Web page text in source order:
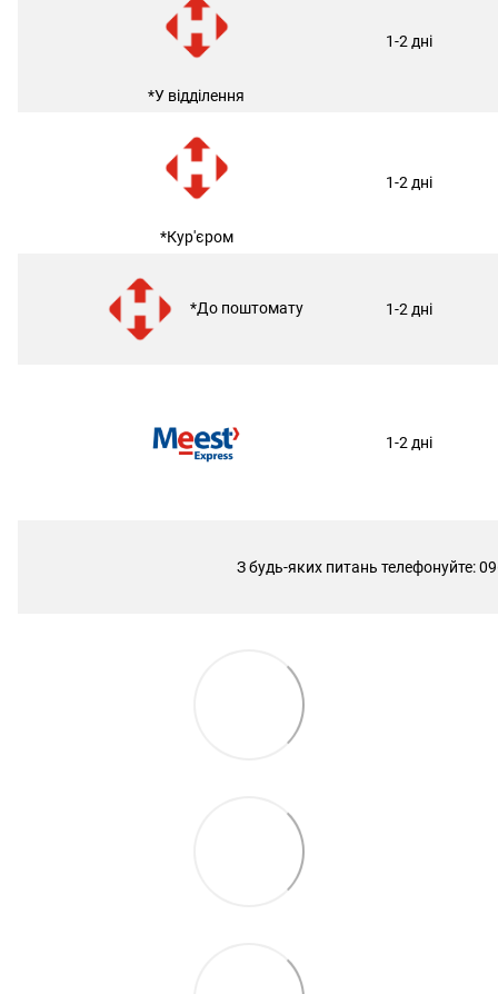
*У відділення
1-2 дні
*Кур'єром
1-2 дні
*До поштомату 1-2 дні
1-2 дні
З будь-яких питань телефонуйте: